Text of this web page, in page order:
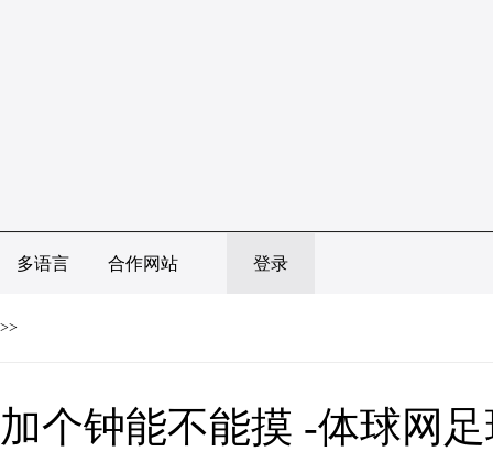
多语言 合作网站 登录
>>
加个钟能不能摸 -体球网